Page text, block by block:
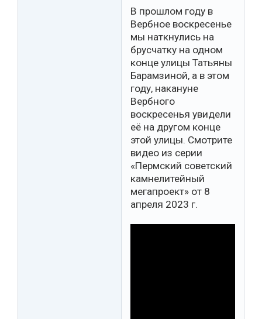
В прошлом году в
Вербное воскресенье
мы наткнулись на
брусчатку на одном
конце улицы Татьяны
Барамзиной, а в этом
году, накануне
Вербного
воскресенья увидели
её на другом конце
этой улицы. Смотрите
видео из серии
«Пермский советский
камнелитейный
мегапроект» от 8
апреля 2023 г.